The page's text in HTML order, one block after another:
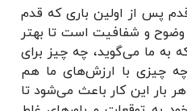
پس از اولین باری که قدم
وضوح و شفافیت است تا بهتر
به ما می‌گوید، چه چیز برای
چیزی با ارزش‌های ما هم
هر بار این کار باعث می‌شود تا